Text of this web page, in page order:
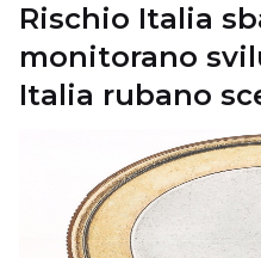
Rischio Italia
monitorano
Italia rubano